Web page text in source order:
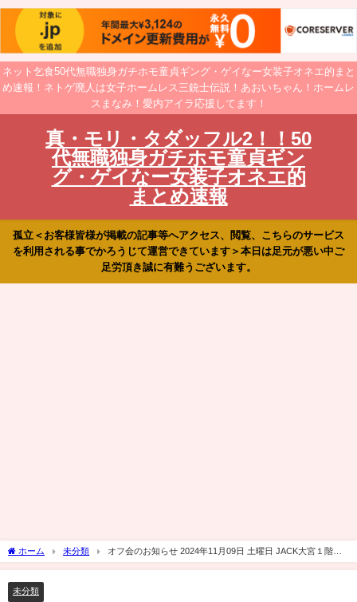
ネット乞食50代無職独身ガチホモ童貞ギング・ゲイなー女装子オネエ的まと
め速報！ネトゲ廃人は女子ホームレス三銃士伝説！あおいちゃん！ホームレ
スまなみ！愛内アイラ応援してます！
真・モリ・タダッフル2！！50
代無職独身ガチホモ童貞ギン
グ・ゲイなー女装子オネエ的
まとめ速報
孤立＜お客様皆様が掲載の記事等へアクセス、閲覧、こちらのサービス
を利用される事でかろうじて運営できています＞本日は足元が悪い中ご
足労頂き誠に有難うございます。
ホーム 未分類
オフ会のお知らせ 2024年11月09日 土曜日 JACK大宮１階に
午前10時30分集合
未分類